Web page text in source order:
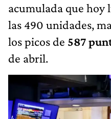
acumulada que hoy
las 490 unidades,
los picos de 587
de abril.